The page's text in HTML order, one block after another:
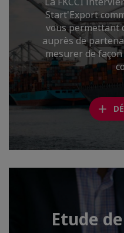
Start'Export
vous permettant
auprès de
mesurer de
Etude